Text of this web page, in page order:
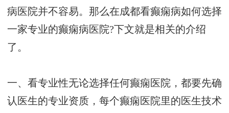
病医院并不容易。那么在成都看癫痫病如何选择
一家专业的癫痫病医院?下文就是相关的介绍
了。
一、看专业性无论选择任何癫痫医院，都要先确
认医生的专业资质，每个癫痫医院里的医生技术